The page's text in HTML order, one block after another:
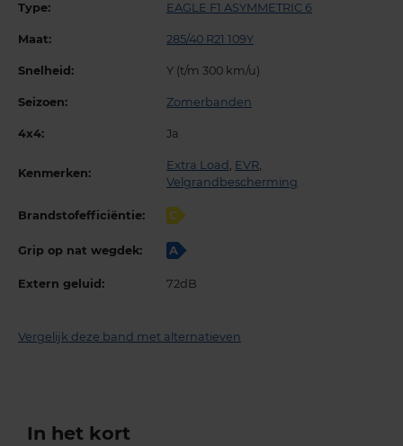
Type: EAGLE F1 ASYMMETRIC 6
Maat: 285/40 R21 109Y
Snelheid: Y (t/m 300 km/u)
Seizoen: Zomerbanden
4x4: Ja
Kenmerken:
Extra Load , EVR,
Velgrandbescherming
Brandstofefficiëntie: C
Grip op nat wegdek: A
Extern geluid: 72dB
Vergelijk deze band met alternatieven
In het kort